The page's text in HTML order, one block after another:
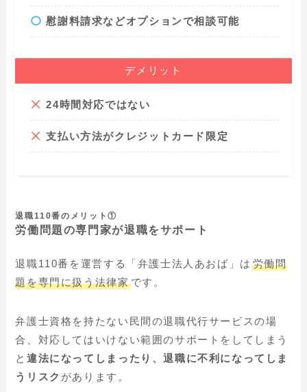
慰謝料請求などオプションで相談可能
デメリット
24時間対応ではない
支払い方法がクレジットカード限定
退職110番のメリット①
労働問題の専門家が退職をサポート
退職110番を運営する「弁護士法人あおば」は 労働問
題を専門に扱う法律家です。
弁護士資格を持たない民間の退職代行サービスの場
合、対応してはいけない範囲のサポートをしてしまう
と違法になってしまったり、退職に不利になってしま
うリスク があります。